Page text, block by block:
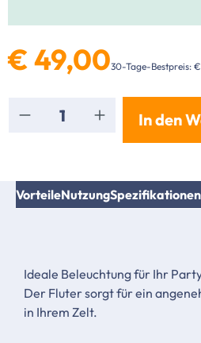
€ 49,0030-Tage-Bestpreis:
Produkt Anzahl: Gib
In den
VorteileNutzungSpezifikationen
Ideale Beleuchtung für Ihr
Der Fluter sorgt für ein
in Ihrem Zelt.